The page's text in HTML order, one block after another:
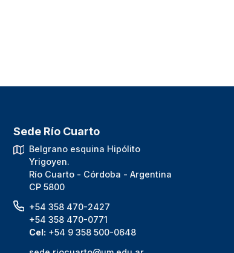
Sede Río Cuarto
Belgrano esquina Hipólito
Yrigoyen.
Río Cuarto - Córdoba - Argentina
CP 5800
+54 358 470-2427
+54 358 470-0771
Cel: +54 9 358 500-0648